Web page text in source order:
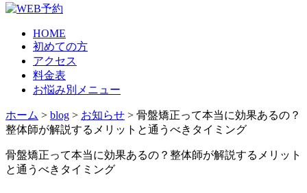
HOME
初めての方
アクセス
料金表
お悩み別メニュー
ホーム > blog > お知らせ > 骨盤矯正って本当に効果あるの？
整体師が解説するメリットと通うべきタイミング
骨盤矯正って本当に効果あるの？整体師が解説するメリット
と通うべきタイミング